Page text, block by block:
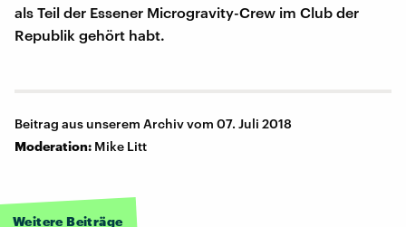
als Teil der Essener Microgravity-Crew im Club der
Republik gehört habt.
Beitrag aus unserem Archiv vom 07. Juli 2018
Moderation: Mike Litt
Weitere Beiträge